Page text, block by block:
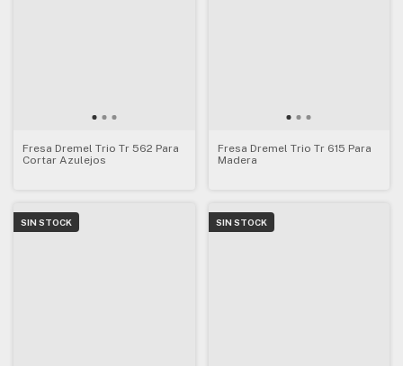
Fresa Dremel Trio Tr 562 Para
Cortar Azulejos
Fresa Dremel Trio Tr 615 Para
Madera
SIN STOCK SIN STOCK